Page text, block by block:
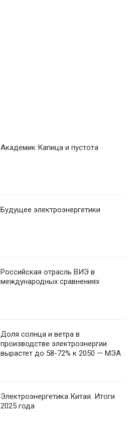
Академик Капица и пустота
Будущее электроэнергетики
Российская отрасль ВИЭ в
международных сравнениях
Доля солнца и ветра в
производстве электроэнергии
вырастет до 58-72% к 2050 — МЭА
Электроэнергетика Китая. Итоги
2025 года